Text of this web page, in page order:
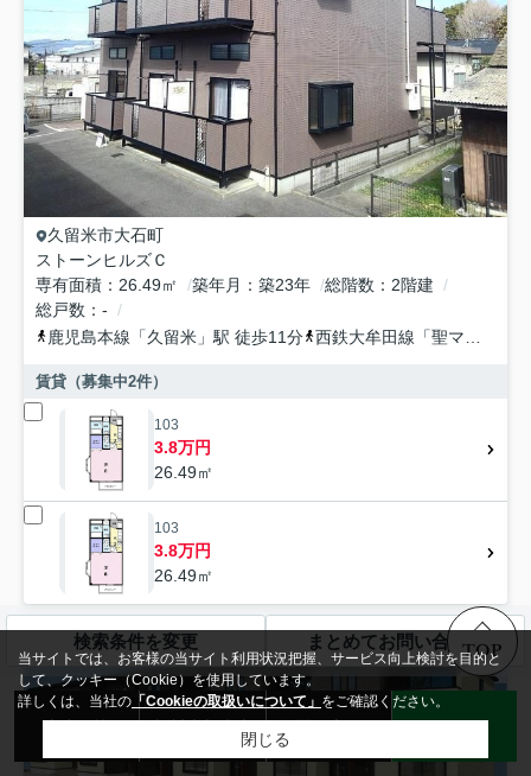
久留米市大石町
ストーンヒルズＣ
専有面積
26.49㎡ 築年月 築23年 総階数
2階建
総戸数
-
鹿児島本線 「久留米 」駅 徒歩11分 西鉄大牟田線 「聖マリア病院前
賃貸（募集中2件）
103
3.8万円
26.49㎡
103
3.8万円
26.49㎡
検索条件を変更 まとめてお問い合わせ
来店予約 無料売却査定 お問い合わせ LINE
TOP
当サイトでは、お客様の当サイト利用状況把握、サービス向上検討を目的と
して、クッキー（Cookie）を使用しています。
詳しくは、当社の 「Cookieの取扱いについて」 をご確認ください。
閉じる